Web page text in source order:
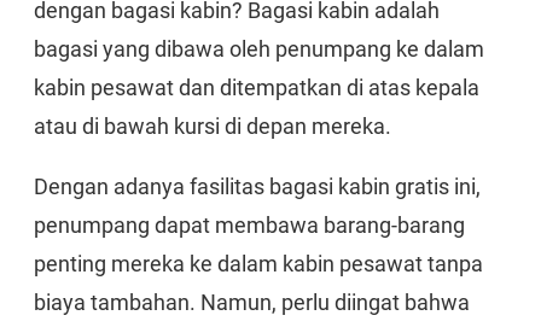
dengan bagasi kabin? Bagasi kabin adalah
bagasi yang dibawa oleh penumpang ke dalam
kabin pesawat dan ditempatkan di atas kepala
atau di bawah kursi di depan mereka.
Dengan adanya fasilitas bagasi kabin gratis ini,
penumpang dapat membawa barang-barang
penting mereka ke dalam kabin pesawat tanpa
biaya tambahan. Namun, perlu diingat bahwa